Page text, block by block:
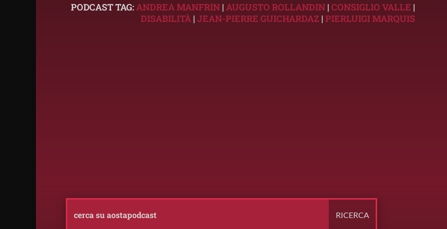
PODCAST TAG:ANDREA MANFRIN |AUGUSTO ROLLANDIN |CONSIGLIO VALLE |
DISABILITÀ |JEAN-PIERRE GUICHARDAZ |PIERLUIGI MARQUIS